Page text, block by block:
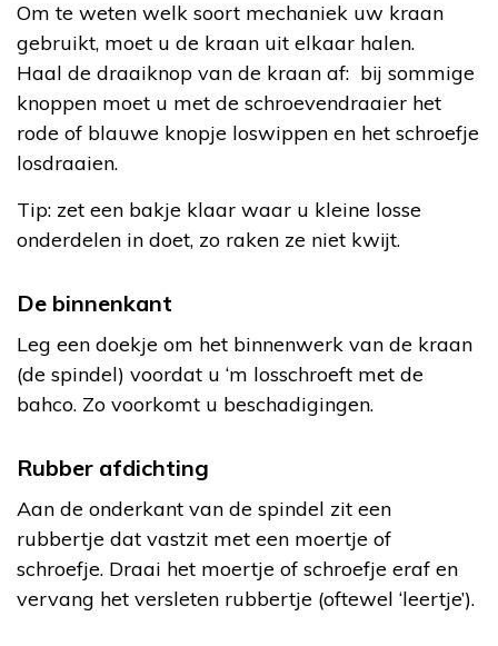
Om te weten welk soort mechaniek uw kraan
gebruikt, moet u de kraan uit elkaar halen.
Haal de draaiknop van de kraan af: bij sommige
knoppen moet u met de schroevendraaier het
rode of blauwe knopje loswippen en het schroefje
losdraaien.
Tip: zet een bakje klaar waar u kleine losse
onderdelen in doet, zo raken ze niet kwijt.
De binnenkant
Leg een doekje om het binnenwerk van de kraan
(de spindel) voordat u ‘m losschroeft met de
bahco. Zo voorkomt u beschadigingen.
Rubber afdichting
Aan de onderkant van de spindel zit een
rubbertje dat vastzit met een moertje of
schroefje. Draai het moertje of schroefje eraf en
vervang het versleten rubbertje (oftewel ‘leertje’).